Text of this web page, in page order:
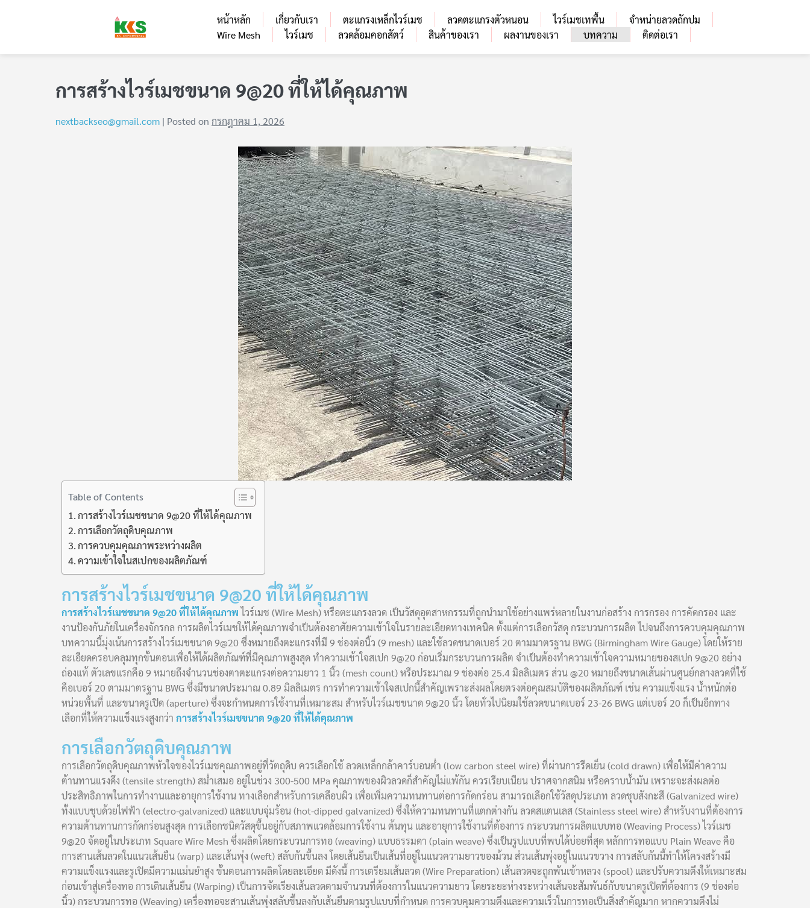
หน้าหลัก เกี่ยวกับเรา ตะแกรงเหล็กไวร์เมช ลวดตะแกรงตัวหนอน ไวร์เมชเทพื้น
จำหน่ายลวดถักปม
Wire Mesh
ไวร์เมช ลวดล้อมคอกสัตว์ สินค้าของเรา ผลงานของเรา บทความ ติดต่อเรา
การสร้างไวร์เมชขนาด 9@20 ที่ให้ได้คุณภาพ
nextbackseo@gmail.com | Posted on กรกฎาคม 1, 2026
Table of Contents
การสร้างไวร์เมชขนาด 9@20 ที่ให้ได้คุณภาพ
การเลือกวัตถุดิบคุณภาพ
การควบคุมคุณภาพระหว่างผลิต
ความเข้าใจในสเปกของผลิตภัณฑ์
การสร้างไวร์เมชขนาด 9@20 ที่ให้ได้คุณภาพ
การสร้างไวร์เมชขนาด 9@20 ที่ให้ได้คุณภาพไวร์เมช (Wire Mesh) หรือตะแกรงลวด เป็นวัสดุอุตสาหกรรมที่ถูกนำมาใช้อย่างแพร่หลายในงานก่อสร้าง การกรอง การคัดกรอง และ
งานป้องกันภัยในเครื่องจักรกล การผลิตไวร์เมชให้ได้คุณภาพจำเป็นต้องอาศัยความเข้าใจในรายละเอียดทางเทคนิค ตั้งแต่การเลือกวัสดุ กระบวนการผลิต ไปจนถึงการควบคุมคุณภาพ
บทความนี้มุ่งเน้นการสร้างไวร์เมชขนาด 9@20 ซึ่งหมายถึงตะแกรงที่มี 9 ช่องต่อนิ้ว (9 mesh) และใช้ลวดขนาดเบอร์ 20 ตามมาตรฐาน BWG (Birmingham Wire Gauge) โดยให้ราย
ละเอียดครอบคลุมทุกขั้นตอนเพื่อให้ได้ผลิตภัณฑ์ที่มีคุณภาพสูงสุด ทำความเข้าใจสเปก 9@20 ก่อนเริ่มกระบวนการผลิต จำเป็นต้องทำความเข้าใจความหมายของสเปก 9@20 อย่าง
ถ่องแท้ ตัวเลขแรกคือ 9 หมายถึงจำนวนช่องตาตะแกรงต่อความยาว 1 นิ้ว (mesh count) หรือประมาณ 9 ช่องต่อ 25.4 มิลลิเมตร ส่วน @20 หมายถึงขนาดเส้นผ่านศูนย์กลางลวดที่ใช้
คือเบอร์ 20 ตามมาตรฐาน BWG ซึ่งมีขนาดประมาณ 0.89 มิลลิเมตร การทำความเข้าใจสเปกนี้สำคัญเพราะส่งผลโดยตรงต่อคุณสมบัติของผลิตภัณฑ์ เช่น ความแข็งแรง น้ำหนักต่อ
หน่วยพื้นที่ และขนาดรูเปิด (aperture) ซึ่งจะกำหนดการใช้งานที่เหมาะสม สำหรับไวร์เมชขนาด 9@20 นิ้ว โดยทั่วไปนิยมใช้ลวดขนาดเบอร์ 23-26 BWG แต่เบอร์ 20 ก็เป็นอีกทาง
เลือกที่ให้ความแข็งแรงสูงกว่า การสร้างไวร์เมชขนาด 9@20 ที่ให้ได้คุณภาพ
การเลือกวัตถุดิบคุณภาพ
การเลือกวัตถุดิบคุณภาพหัวใจของไวร์เมชคุณภาพอยู่ที่วัตถุดิบ ควรเลือกใช้ ลวดเหล็กกล้าคาร์บอนต่ำ (low carbon steel wire) ที่ผ่านการรีดเย็น (cold drawn) เพื่อให้มีค่าความ
ต้านทานแรงดึง (tensile strength) สม่ำเสมอ อยู่ในช่วง 300-500 MPa คุณภาพของผิวลวดก็สำคัญไม่แพ้กัน ควรเรียบเนียน ปราศจากสนิม หรือคราบน้ำมัน เพราะจะส่งผลต่อ
ประสิทธิภาพในการทำงานและอายุการใช้งาน ทางเลือกสำหรับการเคลือบผิว เพื่อเพิ่มความทนทานต่อการกัดกร่อน สามารถเลือกใช้วัสดุประเภท ลวดชุบสังกะสี (Galvanized wire)
ทั้งแบบชุบด้วยไฟฟ้า (electro-galvanized) และแบบจุ่มร้อน (hot-dipped galvanized) ซึ่งให้ความทนทานที่แตกต่างกัน ลวดสแตนเลส (Stainless steel wire) สำหรับงานที่ต้องการ
ความต้านทานการกัดกร่อนสูงสุด การเลือกชนิดวัสดุขึ้นอยู่กับสภาพแวดล้อมการใช้งาน ต้นทุน และอายุการใช้งานที่ต้องการ กระบวนการผลิตแบบทอ (Weaving Process) ไวร์เมช
9@20 จัดอยู่ในประเภท Square Wire Mesh ซึ่งผลิตโดยกระบวนการทอ (weaving) แบบธรรมดา (plain weave) ซึ่งเป็นรูปแบบที่พบได้บ่อยที่สุด หลักการทอแบบ Plain Weave คือ
การสานเส้นลวดในแนวเส้นยืน (warp) และเส้นพุ่ง (weft) สลับกันขึ้นลง โดยเส้นยืนเป็นเส้นที่อยู่ในแนวความยาวของม้วน ส่วนเส้นพุ่งอยู่ในแนวขวาง การสลับกันนี้ทำให้โครงสร้างมี
ความแข็งแรงและรูเปิดมีความแม่นยำสูง ขั้นตอนการผลิตโดยละเอียด มีดังนี้ การเตรียมเส้นลวด (Wire Preparation) เส้นลวดจะถูกพันเข้าหลวง (spool) และปรับความตึงให้เหมาะสม
ก่อนเข้าสู่เครื่องทอ การเดินเส้นยืน (Warping) เป็นการจัดเรียงเส้นลวดตามจำนวนที่ต้องการในแนวความยาว โดยระยะห่างระหว่างเส้นจะสัมพันธ์กับขนาดรูเปิดที่ต้องการ (9 ช่องต่อ
นิ้ว) กระบวนการทอ (Weaving) เครื่องทอจะสานเส้นพุ่งสลับขึ้นลงกับเส้นยืนตามรูปแบบที่กำหนด การควบคุมความตึงและความเร็วในการทอเป็นสิ่งสำคัญมาก หากความตึงไม่